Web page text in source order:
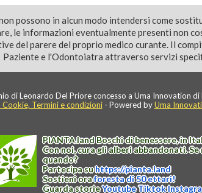
possono in alcun modo intendersi come
le informazioni eventualmente presenti non
del parere del proprio medico curante. Il
Paziente e l'Odontoiatra attraverso servizi
di Leonardo Del Priore concesso a Uma Innovation
Cookie, Termini e condizioni- Powered byUma
PIANTA.landBoschi di benessere, in
Con noi, cura gli alberi abbandonati. Se
quando?
Partecipa suhttps://pianta.land
Sostieni oraforesta di 50 ettari!
Guarda storieYoutubeTiktok